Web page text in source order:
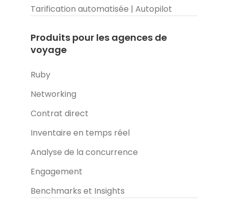
Tarification automatisée | Autopilot
Produits pour les agences de
voyage
Ruby
Networking
Contrat direct
Inventaire en temps réel
Analyse de la concurrence
Engagement
Benchmarks et Insights